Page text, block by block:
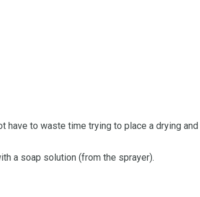
have to waste time trying to place a drying
a soap solution (from the sprayer).